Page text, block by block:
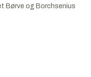
Børve og Borchsenius